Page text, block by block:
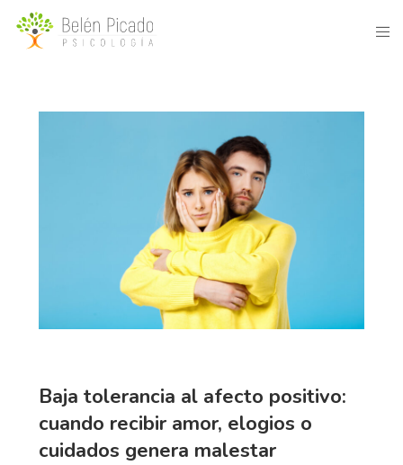
Baja tolerancia al afecto positivo:
cuando recibir amor, elogios o
cuidados genera malestar